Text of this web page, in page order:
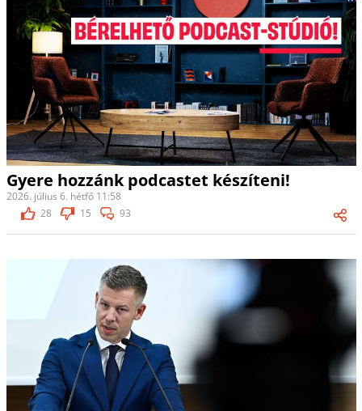
Gyere hozzánk podcastet készíteni!
2026. július 6. hétfő 11:58
28
15 93